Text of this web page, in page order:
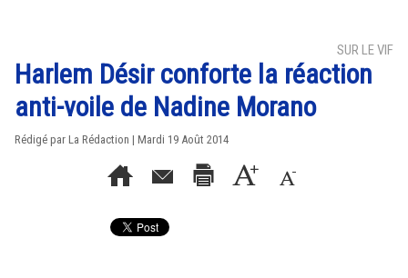
SUR LE VIF
Harlem Désir conforte la réaction
anti-voile de Nadine Morano
Rédigé par La Rédaction | Mardi 19 Août 2014